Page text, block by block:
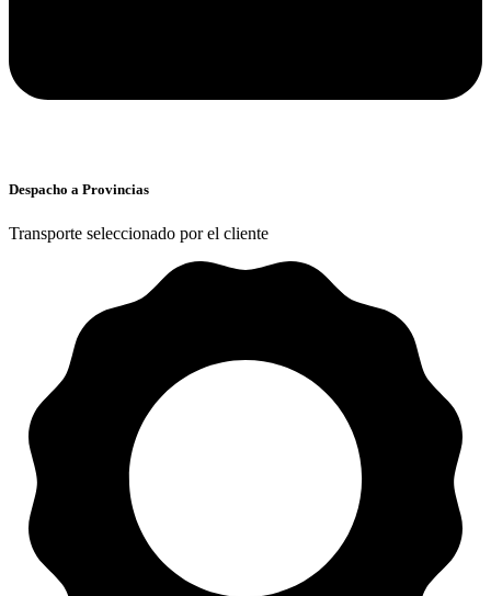
Despacho a Provincias
Transporte seleccionado por el cliente